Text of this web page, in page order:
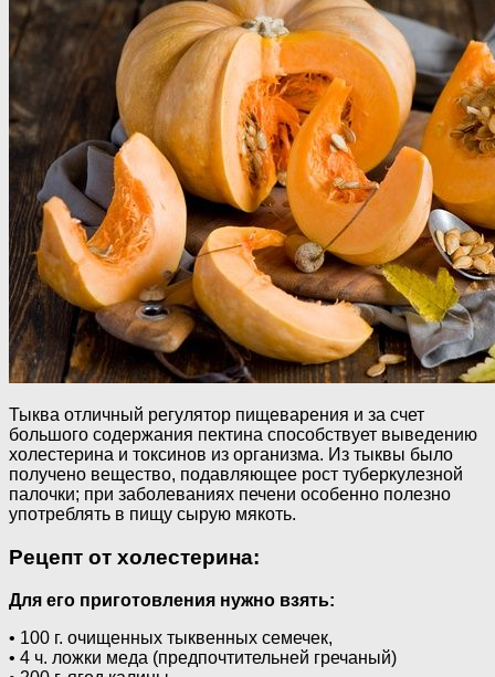
Тыква отличный регулятор пищеварения и за счет
большого содержания пектина способствует выведению
холестерина и токсинов из организма. Из тыквы было
получено вещество, подавляющее рост туберкулезной
палочки; при заболеваниях печени особенно полезно
употреблять в пищу сырую мякоть.
Рецепт от холестерина:
Для его приготовления нужно взять:
• 100 г. очищенных тыквенных семечек,
• 4 ч. ложки меда (предпочтительней гречаный)